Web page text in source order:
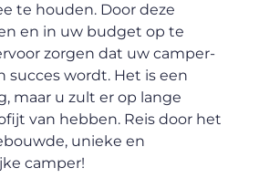
te houden. Door deze
en in uw budget op te
zorgen dat uw camper-
succes wordt. Het is een
maar u zult er op lange
van hebben. Reis door het
unieke en
camper!